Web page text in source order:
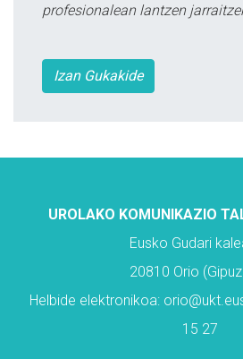
profesionalean lantzen
Izan Gukakide
UROLAKO KOMUNIKAZIO
Eusko Gudari
20810 Orio
Helbide elektronikoa:
15 27